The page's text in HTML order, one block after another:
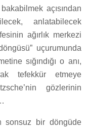
açısından
anlatabilecek
ağırlık merkezi
uçurumunda
sığındığı o anı,
tefekkür etmeye
gözlerinin
sonsuz bir döngüde